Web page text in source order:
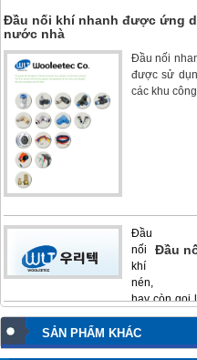
Đầu nối khí nhanh được ứng
nước nhà
Đầu nối
được sử
các khu
Đầu
Đầu
nối
khí
nén,
hay còn
hoặc Fitting, là loại đầu nối khí
SẢN PHẨM KHÁC